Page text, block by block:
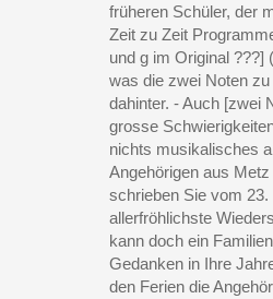
früheren Schüler, der
Zeit zu Zeit
und g im Original
was die zwei Noten
dahinter. - Auch [zwei
grosse
nichts musikalisches
Angehörigen aus
schrieben Sie vom
allerfröhlichste
kann doch ein
Gedanken in Ihre
den Ferien die